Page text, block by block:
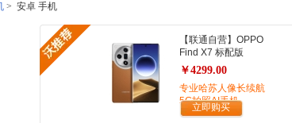
> 安卓 手机
【联通自营】OPPO
Find X7 标配版
￥4299.00
专业哈苏人像长续航
5G拍照AI手机
立即购买